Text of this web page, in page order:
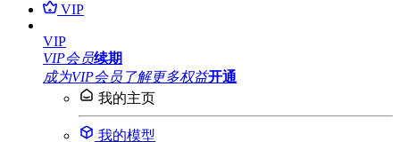
VIP
VIP
VIP会员续期
成为VIP会员 了解更多权益开通
我的主页
我的模型